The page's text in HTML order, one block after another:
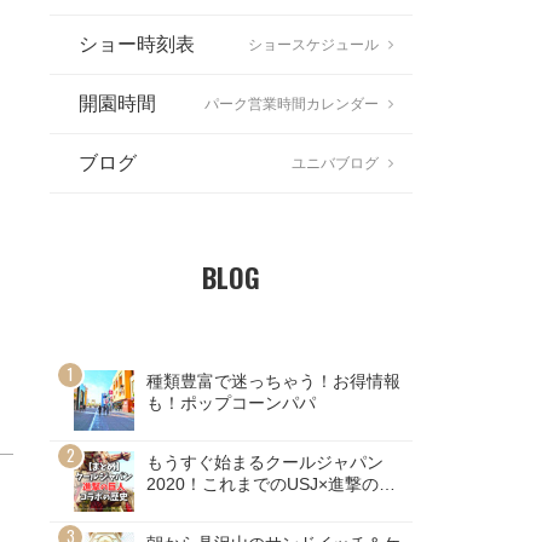
ショー時刻表 ショースケジュール
開園時間 パーク営業時間カレンダー
ブログ ユニバブログ
BLOG
種類豊富で迷っちゃう！お得情報
も！ポップコーンパパ
もうすぐ始まるクールジャパン
2020！これまでのUSJ×進撃の巨